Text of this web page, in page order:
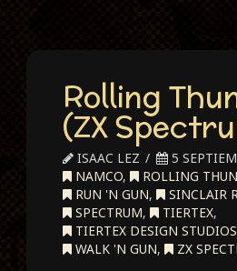
Rolling
(ZX
ISAAC LEZ
5
NAMCO, ROLLING
RUN 'N GUN, SINCLAIR
SPECTRUM, TIERTEX,
TIERTEX DESIGN STUDIOS
WALK 'N GUN, ZX